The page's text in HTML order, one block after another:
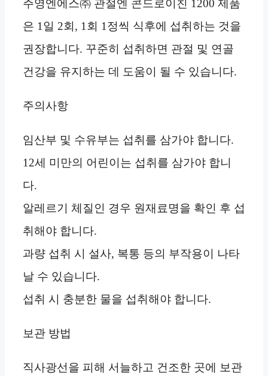
주영엔에스㈜ 관절엔 콘드로이친 1200 제품
은 1일 2회, 1회 1정씩 식후에 섭취하는 것을
권장합니다. 꾸준히 섭취하면 관절 및 연골
건강을 유지하는 데 도움이 될 수 있습니다.
주의사항
임산부 및 수유부는 섭취를 삼가야 합니다.
12세 미만의 어린이는 섭취를 삼가야 합니
다.
알레르기 체질인 경우 원재료명을 확인 후 섭
취해야 합니다.
과량 섭취 시 설사, 복통 등의 부작용이 나타
날 수 있습니다.
섭취 시 충분한 물을 섭취해야 합니다.
보관 방법
직사광선을 피해 서늘하고 건조한 곳에 보관